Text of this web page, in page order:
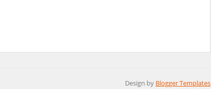
Design by Blogger Templates